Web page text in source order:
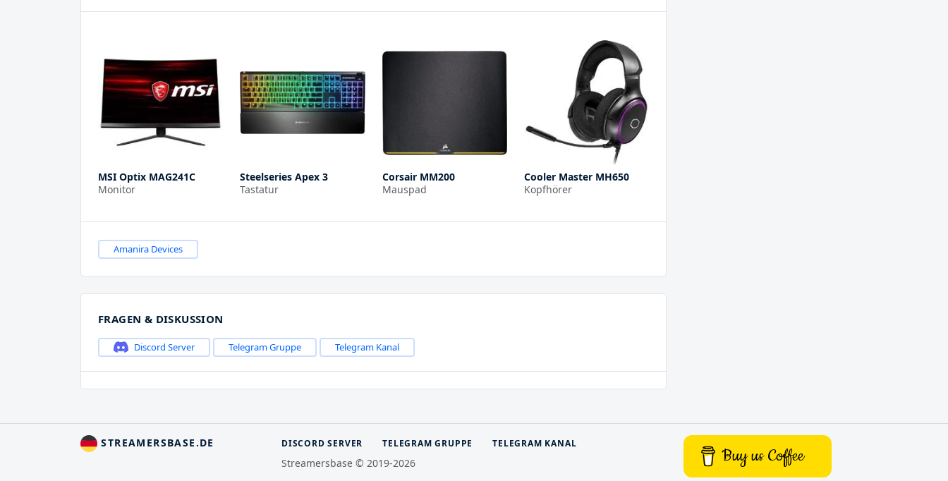
MSI Optix MAG241C
Monitor
Steelseries Apex 3
Tastatur
Corsair MM200
Mauspad
Cooler Master MH650
Kopfhörer
Amanira Devices
FRAGEN & DISKUSSION
Discord Server Telegram Gruppe Telegram Kanal
STREAMERSBASE.DE DISCORD SERVER TELEGRAM GRUPPE TELEGRAM KANAL
Streamersbase © 2019-2026 Buy us Coffee